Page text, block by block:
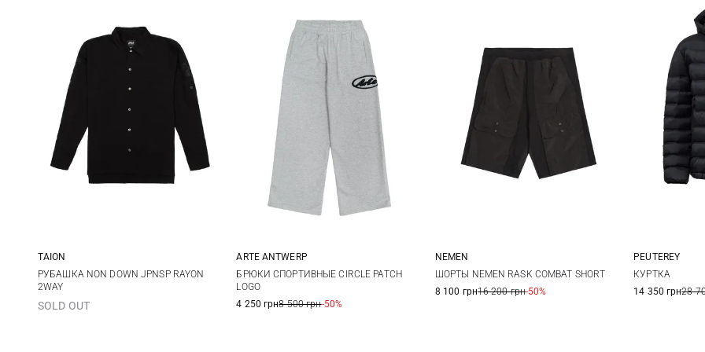
M L XL XXL
TAION
РУБАШКА NON DOWN JPNSP RAYON
2WAY
SOLD OUT
XS S M
ARTE ANTWERP
БРЮКИ СПОРТИВНЫЕ CIRCLE PATCH
LOGO
4 250 грн8 500 грн-50%
S M L XL
NEMEN
ШОРТЫ NEMEN RASK COMBAT SHORT
8 100 грн16 200 грн-50%
3XL
PEUTEREY
КУРТКА
14 350 грн28